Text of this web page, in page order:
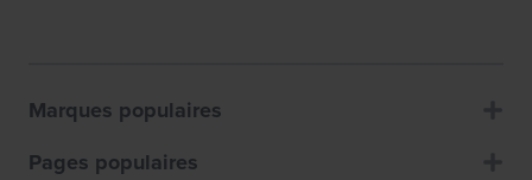
Marques populaires
Pages populaires